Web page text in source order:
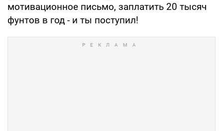
мотивационное письмо, заплатить 20 тысяч
фунтов в год - и ты поступил!